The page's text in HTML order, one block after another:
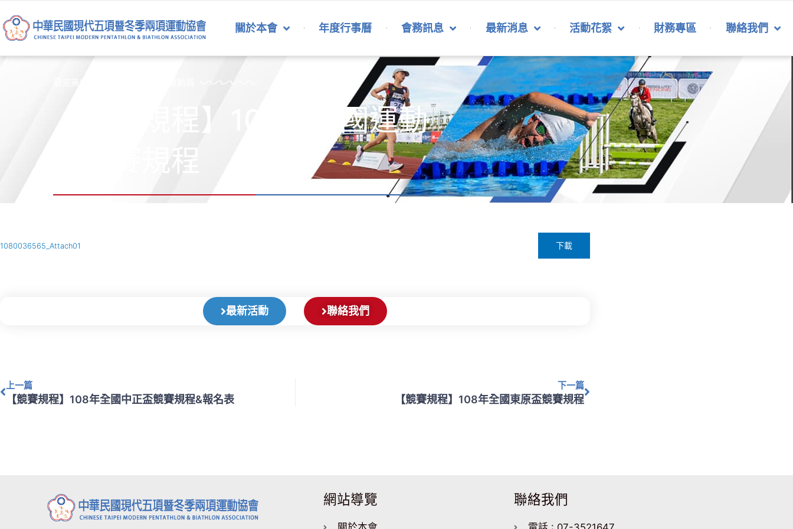
至
主
內
關於本會 年度行事曆 會務訊息 最新消息 活動花絮 財務專區 聯絡我們
【競賽規程】108年全國運動
會競賽規程
1080036565_Attach01 下載
最新活動 聯絡我們
上一篇
【競賽規程】108年全國中正盃競賽規程&報名表
下一篇
【競賽規程】108年全國東原盃競賽規程
網站導覽 聯絡我們